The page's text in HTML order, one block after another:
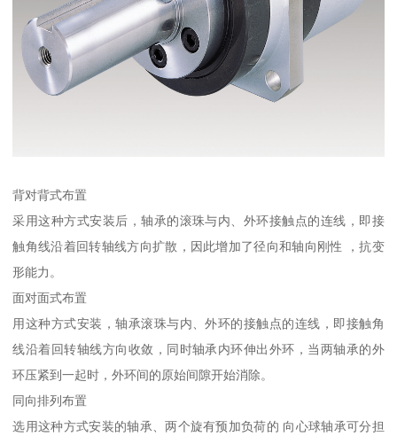
背对背式布置
采用这种方式安装后，轴承的滚珠与内、外环接触点的连线，即接
触角线沿着回转轴线方向扩散，因此增加了径向和轴向刚性 ，抗变
形能力。
面对面式布置
用这种方式安装，轴承滚珠与内、外环的接触点的连线，即接触角
线沿着回转轴线方向收敛，同时轴承内环伸出外环，当两轴承的外
环压紧到一起时，外环间的原始间隙开始消除。
同向排列布置
选用这种方式安装的轴承、两个旋有预加负荷的 向心球轴承可分担